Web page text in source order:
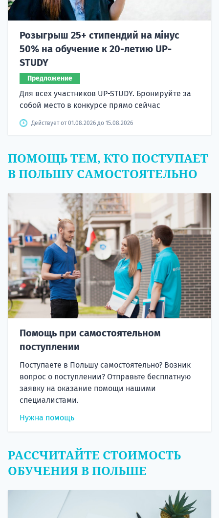
Розыгрыш 25+ стипендий на мінус
50% на обучение к 20-летию UP-
STUDY
Предложение
Для всех участников UP-STUDY. Бронируйте за
собой место в конкурсе прямо сейчас
Действует от 01.08.2026 до 15.08.2026
ПОМОЩЬ ТЕМ, КТО ПОСТУПАЕТ
В ПОЛЬШУ САМОСТОЯТЕЛЬНО
Помощь при самостоятельном
поступлении
Поступаете в Польшу самостоятельно? Возник
вопрос о поступлении? Отправьте бесплатную
заявку на оказание помощи нашими
специалистами.
Нужна помощь
РАССЧИТАЙТЕ СТОИМОСТЬ
ОБУЧЕНИЯ В ПОЛЬШЕ